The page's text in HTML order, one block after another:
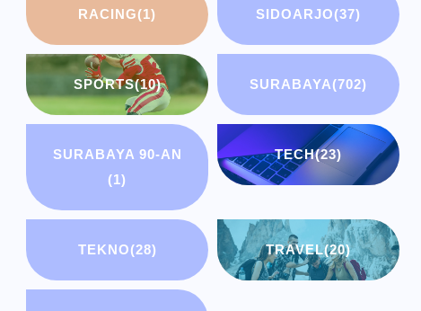
RACING(1) SIDOARJO(37)
SPORTS(10) SURABAYA(702)
SURABAYA 90-AN
(1)
TECH(23)
TEKNO(28) TRAVEL(20)